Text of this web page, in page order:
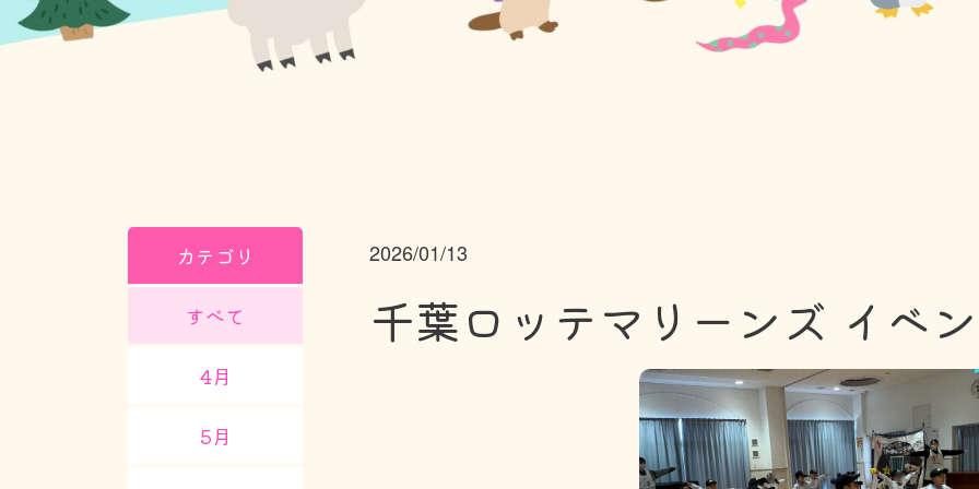
カテゴリ
すべて
4月
5月
2026/01/13
千葉ロッテマリーンズ イベ